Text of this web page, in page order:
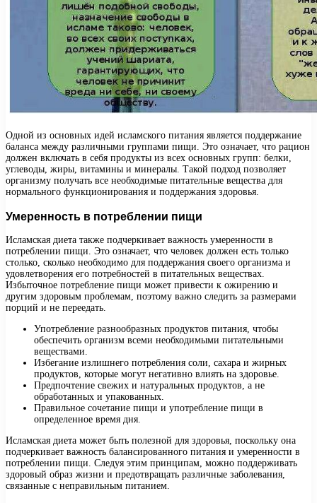
Одной из основных идей исламского питания является поддержание
баланса между различными группами пищи. Это означает, что рацион
должен включать в себя продукты из всех основных групп: белки,
углеводы, жиры, витамины и минералы. Такой подход позволяет
организму получать все необходимые питательные вещества для
нормального функционирования и поддержания здоровья.
Умеренность в потреблении пищи
Исламская диета также подчеркивает важность умеренности в
потреблении пищи. Это означает, что человек должен есть только
столько, сколько необходимо для поддержания своего организма и
удовлетворения его потребностей в питательных веществах.
Избыточное потребление пищи может привести к ожирению и
другим здоровым проблемам, поэтому важно следить за размерами
порций и не переедать.
Употребление разнообразных продуктов питания, чтобы
обеспечить организм всеми необходимыми питательными
веществами.
Избегание излишнего потребления соли, сахара и жирных
продуктов, которые могут негативно влиять на здоровье.
Предпочтение свежих и натуральных продуктов, а не
обработанных и упакованных.
Правильное сочетание пищи и употребление пищи в
определенное время дня.
Исламская диета может быть полезной для здоровья, поскольку она
подчеркивает важность балансированного питания и умеренности в
потреблении пищи. Следуя этим принципам, можно поддерживать
здоровый образ жизни и предотвращать различные заболевания,
связанные с неправильным питанием.